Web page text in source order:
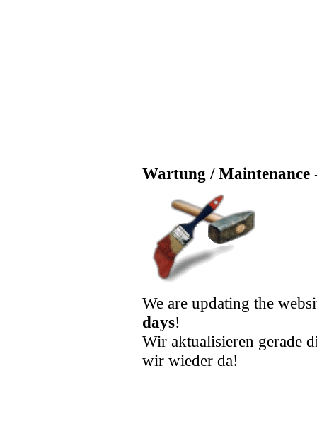
Wartung / Maintenance
We are updating the
days!
Wir aktualisieren gerade
wir wieder da!